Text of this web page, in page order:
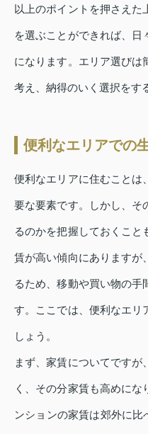
以上のポイントを押さえた
を選ぶことができれば、
になります。エリア選びは
考え、納得のいく選択をす
便利なエリアでの
便利なエリアに住むことは
要な要素です。しかし、そ
るのかを把握しておくこと
賃が高い傾向にありますが
るため、移動や買い物の
す。ここでは、便利なエリ
しょう。
まず、家賃についてです
く、その分家賃も高めに
ンションの家賃は郊外に